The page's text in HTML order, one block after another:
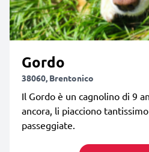
Gordo
38060, Brentonico
Il Gordo è un cagnolino di 9
ancora, li piacciono
passeggiate.